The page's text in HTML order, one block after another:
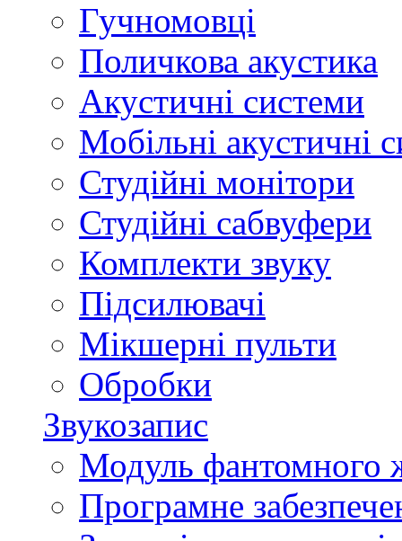
Гучномовці
Поличкова акустика
Акустичні системи
Мобільні акустичні
Студійні монітори
Студійні сабвуфери
Комплекти звуку
Підсилювачі
Мікшерні пульти
Обробки
Звукозапис
Модуль фантомного
Програмне